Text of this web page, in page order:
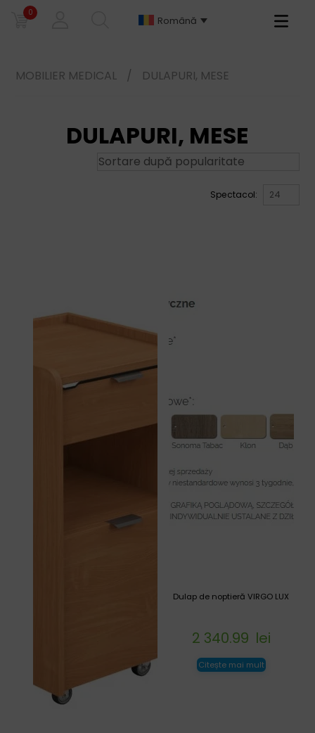
0
Română
Primary
MOBILIER MEDICAL / DULAPURI, MESE
DULAPURI, MESE
Spectacol:
Dulap de noptieră VIRGO LUX
2 340.99 lei
Citește mai mult